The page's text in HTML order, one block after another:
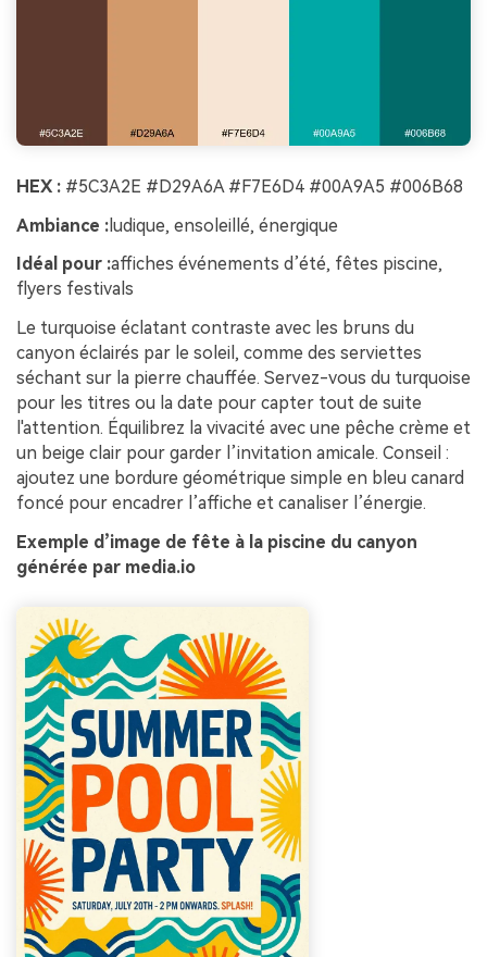
HEX : #5C3A2E #D29A6A #F7E6D4 #00A9A5 #006B68
Ambiance : ludique, ensoleillé, énergique
Idéal pour :affiches événements d’été, fêtes piscine,
flyers festivals
Le turquoise éclatant contraste avec les bruns du
canyon éclairés par le soleil, comme des serviettes
séchant sur la pierre chauffée. Servez-vous du turquoise
pour les titres ou la date pour capter tout de suite
l'attention. Équilibrez la vivacité avec une pêche crème et
un beige clair pour garder l’invitation amicale. Conseil :
ajoutez une bordure géométrique simple en bleu canard
foncé pour encadrer l’affiche et canaliser l’énergie.
Exemple d’image de fête à la piscine du canyon
générée par media.io